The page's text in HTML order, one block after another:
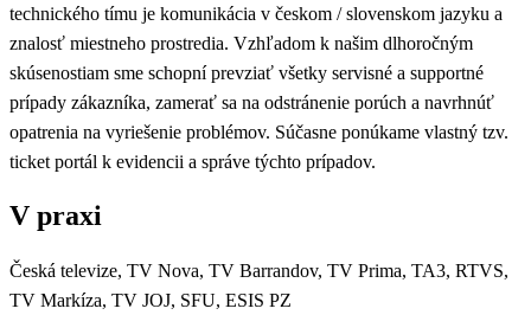
technického tímu je komunikácia v českom / slovenskom jazyku a
znalosť miestneho prostredia. Vzhľadom k našim dlhoročným
skúsenostiam sme schopní prevziať všetky servisné a supportné
prípady zákazníka, zamerať sa na odstránenie porúch a navrhnúť
opatrenia na vyriešenie problémov. Súčasne ponúkame vlastný tzv.
ticket portál k evidencii a správe týchto prípadov.
V praxi
Česká televize, TV Nova, TV Barrandov, TV Prima, TA3, RTVS,
TV Markíza, TV JOJ, SFU, ESIS PZ